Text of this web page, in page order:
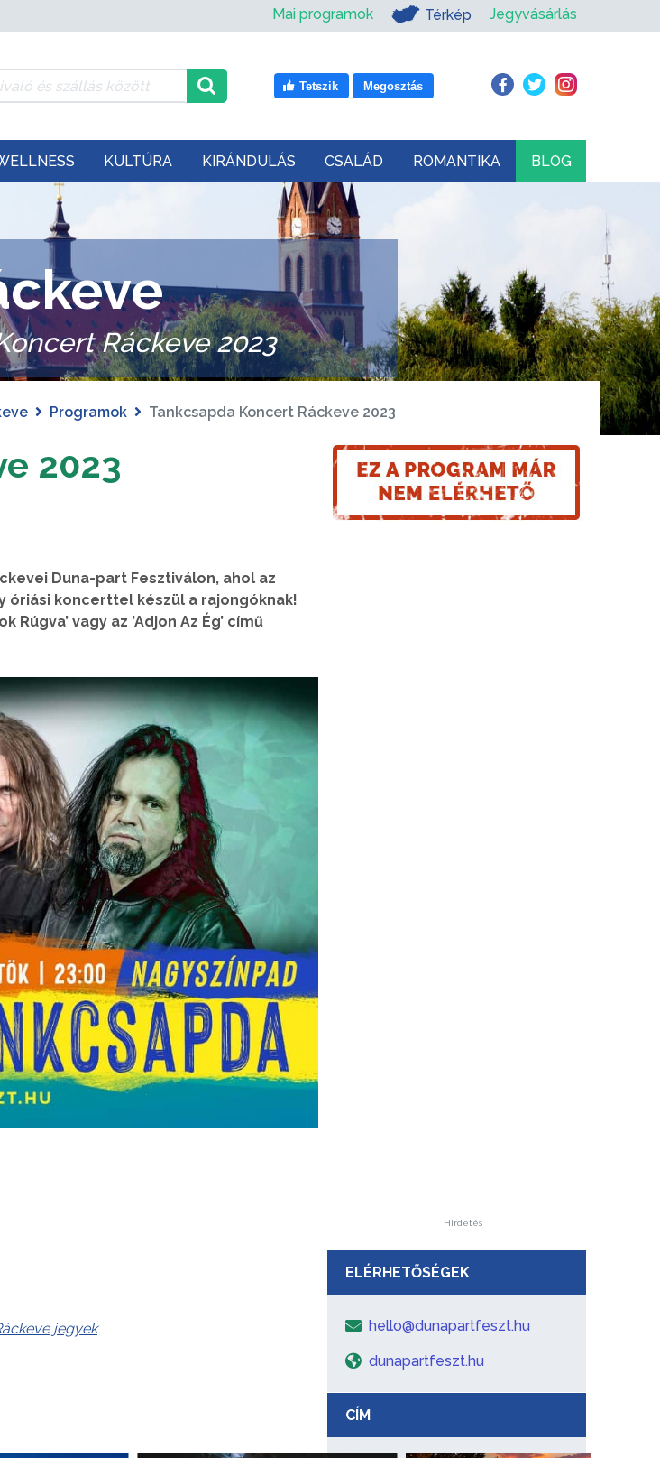
Mai programok Térkép Jegyvásárlás
Tetszik Megosztás
KULTÚRA KIRÁNDULÁS CSALÁD ROMANTIKA BLOG
Ráckeve 2023
Programok Tankcsapda Koncert Ráckeve 2023
2023
Duna-part Fesztiválon, ahol az
koncerttel készül a rajongóknak!
Rúgva’ vagy az ’Adjon Az Ég’ című
jegyek
Hirdetés
ELÉRHETŐSÉGEK
hello@dunapartfeszt.hu
dunapartfeszt.hu
CÍM